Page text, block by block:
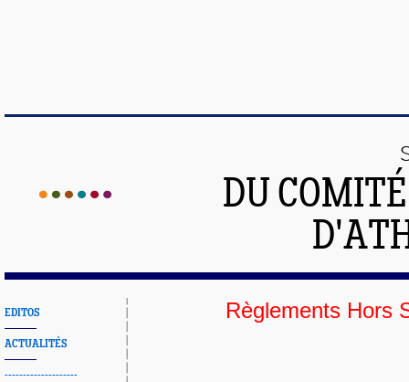
DU
EDITOS
ACTUALITÉS
--------------------
Règlements Hors